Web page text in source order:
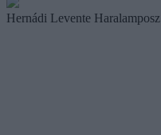
Hernádi Levente Haralamposz